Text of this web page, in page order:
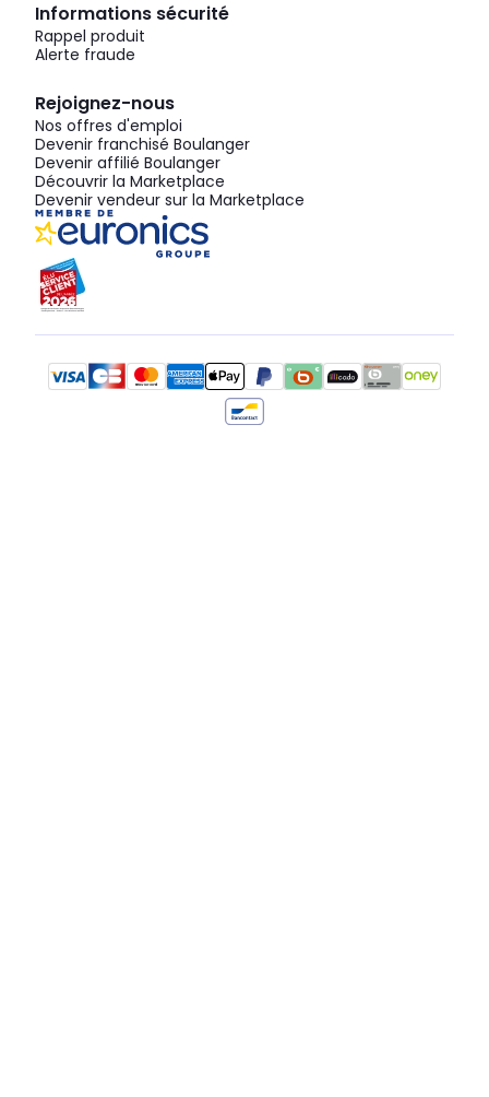
Informations sécurité
Rappel produit
Alerte fraude
Rejoignez-nous
Nos offres d'emploi
Devenir franchisé Boulanger
Devenir affilié Boulanger
Découvrir la Marketplace
Devenir vendeur sur la Marketplace